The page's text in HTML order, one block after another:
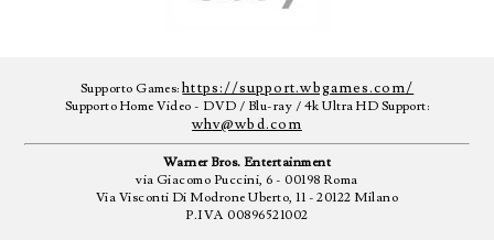
Supporto Games:https://support.wbgames.com/
Supporto Home Video - DVD / Blu-ray / 4k Ultra HD Support:
whv@wbd.com
Warner Bros. Entertainment
via Giacomo Puccini, 6 - 00198 Roma
Via Visconti Di Modrone Uberto, 11 - 20122 Milano
P.IVA 00896521002